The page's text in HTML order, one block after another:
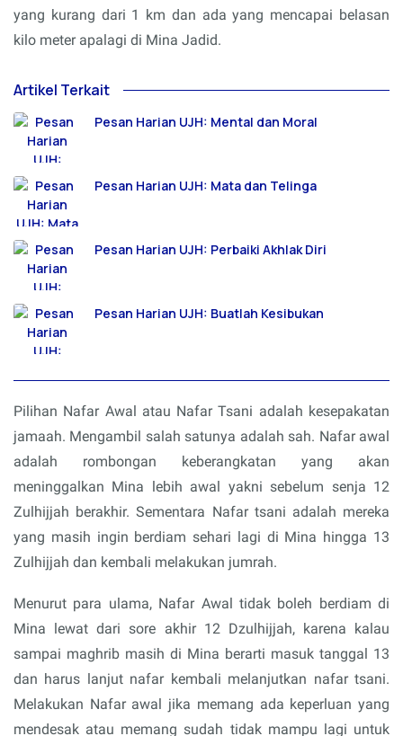
yang kurang dari 1 km dan ada yang mencapai belasan
kilo meter apalagi di Mina Jadid.
Artikel Terkait
Pesan Harian UJH: Mental dan Moral
Pesan Harian UJH: Mata dan Telinga
Pesan Harian UJH: Perbaiki Akhlak Diri
Pesan Harian UJH: Buatlah Kesibukan
Pilihan Nafar Awal atau Nafar Tsani adalah kesepakatan
jamaah. Mengambil salah satunya adalah sah. Nafar awal
adalah rombongan keberangkatan yang akan
meninggalkan Mina lebih awal yakni sebelum senja 12
Zulhijjah berakhir. Sementara Nafar tsani adalah mereka
yang masih ingin berdiam sehari lagi di Mina hingga 13
Zulhijjah dan kembali melakukan jumrah.
Menurut para ulama, Nafar Awal tidak boleh berdiam di
Mina lewat dari sore akhir 12 Dzulhijjah, karena kalau
sampai maghrib masih di Mina berarti masuk tanggal 13
dan harus lanjut nafar kembali melanjutkan nafar tsani.
Melakukan Nafar awal jika memang ada keperluan yang
mendesak atau memang sudah tidak mampu lagi untuk